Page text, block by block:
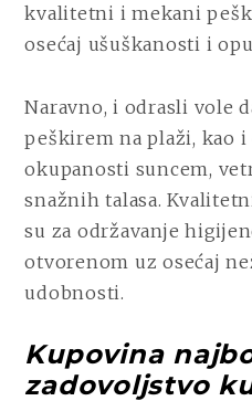
kvalitetni i mekani
osećaj ušuškanosti i
Naravno, i odrasli vole
peškirem na plaži, kao
okupanosti suncem,
snažnih talasa.
su za održavanje
otvorenom uz osećaj
udobnosti.
Kupovina
zadovoljstvo